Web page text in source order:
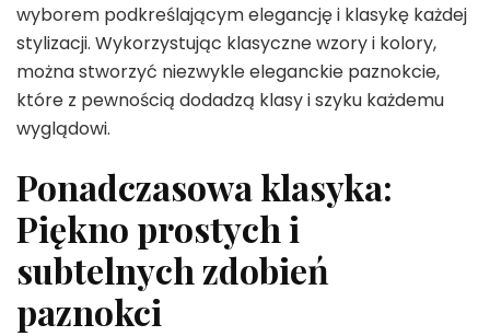
wyborem podkreślającym elegancję i klasykę każdej
stylizacji. Wykorzystując klasyczne wzory i kolory,
można stworzyć niezwykle eleganckie paznokcie,
które z pewnością dodadzą klasy i szyku każdemu
wyglądowi.
Ponadczasowa klasyka:
Piękno prostych i
subtelnych zdobień
paznokci